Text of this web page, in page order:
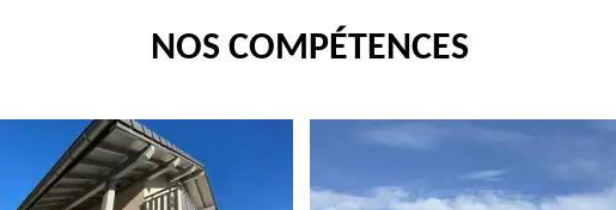
NOS COMPÉTENCES